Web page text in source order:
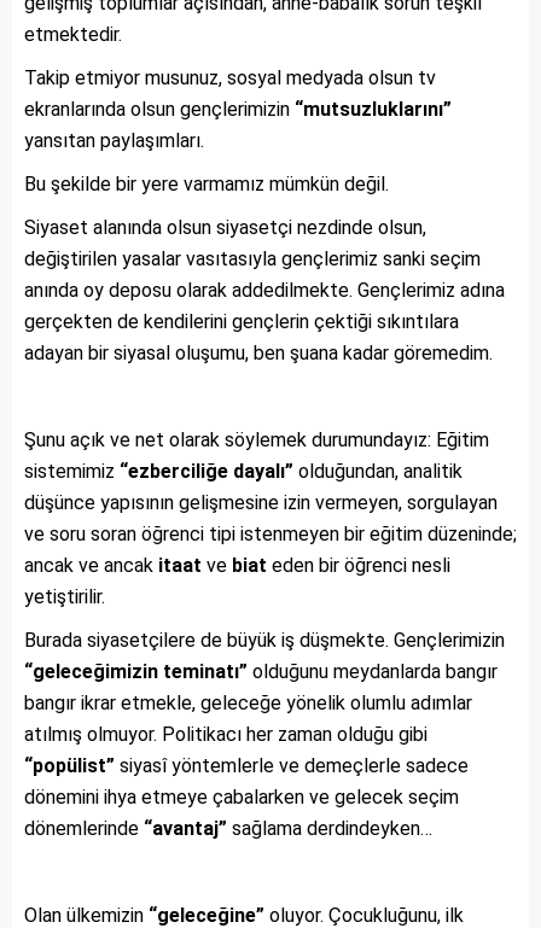
etmektedir.
Takip etmiyor musunuz, sosyal medyada olsun tv
ekranlarında olsun gençlerimizin “mutsuzluklarını”
yansıtan paylaşımları.
Bu şekilde bir yere varmamız mümkün değil.
Siyaset alanında olsun siyasetçi nezdinde olsun,
değiştirilen yasalar vasıtasıyla gençlerimiz sanki seçim
anında oy deposu olarak addedilmekte. Gençlerimiz adına
gerçekten de kendilerini gençlerin çektiği sıkıntılara
adayan bir siyasal oluşumu, ben şuana kadar göremedim.
Şunu açık ve net olarak söylemek durumundayız: Eğitim
sistemimiz “ezberciliğe dayalı” olduğundan, analitik
düşünce yapısının gelişmesine izin vermeyen, sorgulayan
ve soru soran öğrenci tipi istenmeyen bir eğitim düzeninde;
ancak ve ancak itaat ve biat eden bir öğrenci nesli
yetiştirilir.
Burada siyasetçilere de büyük iş düşmekte. Gençlerimizin
“geleceğimizin teminatı” olduğunu meydanlarda bangır
bangır ikrar etmekle, geleceğe yönelik olumlu adımlar
atılmış olmuyor. Politikacı her zaman olduğu gibi
“popülist” siyasî yöntemlerle ve demeçlerle sadece
dönemini ihya etmeye çabalarken ve gelecek seçim
dönemlerinde “avantaj” sağlama derdindeyken…
Olan ülkemizin “geleceğine” oluyor. Çocukluğunu, ilk